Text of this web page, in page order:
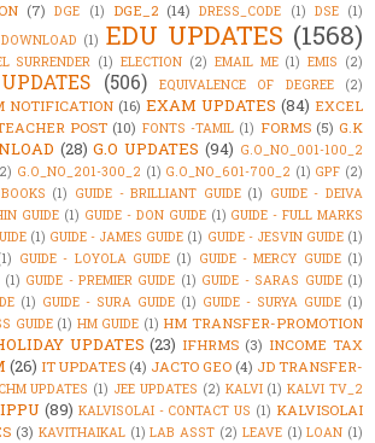
(7) DGE (1) DGE_2 (14) DRESS_CODE (1) DSE (1)
(1) EDU UPDATES (1568)
SURRENDER (1) ELECTION (2) EMAIL ME (1) EMIS (2)
(506) EQUIVALENCE OF DEGREE (2)
NOTIFICATION (16) EXAM UPDATES (84) EXCEL
POST (10) FONTS -TAMIL (1) FORMS (5) G.K
(28) G.O UPDATES (94) G.O_NO_001-100_2
G.O_NO_201-300_2 (1) G.O_NO_601-700_2 (1) GPF (2)
(1) GUIDE - BRILLIANT GUIDE (1) GUIDE - DEIVA
GUIDE (1) GUIDE - DON GUIDE (1) GUIDE - FULL MARKS
(1) GUIDE - JAMES GUIDE (1) GUIDE - JESVIN GUIDE (1)
GUIDE - LOYOLA GUIDE (1) GUIDE - MERCY GUIDE (1)
(1) GUIDE - PREMIER GUIDE (1) GUIDE - SARAS GUIDE (1)
(1) GUIDE - SURA GUIDE (1) GUIDE - SURYA GUIDE (1)
GUIDE (1) HM GUIDE (1) HM TRANSFER-PROMOTION
UPDATES (23) IFHRMS (3) INCOME TAX
(26) IT UPDATES (4) JACTO GEO (4) JD TRANSFER-
UPDATES (1) JEE UPDATES (2) KALVI (1) KALVI TV_2
(89) KALVISOLAI - CONTACT US (1) KALVISOLAI
(3) KAVITHAIKAL (1) LAB ASST (2) LEAVE (1) LOAN (1)